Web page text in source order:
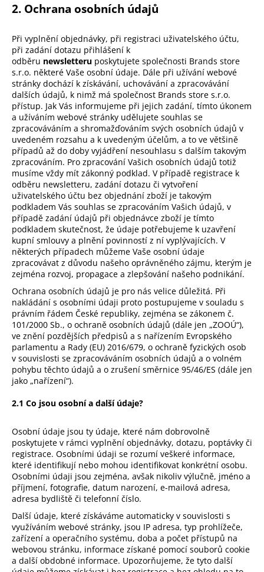
2. Ochrana osobních údajů
Při vyplnění objednávky, při registraci uživatelského účtu,
při zadání dotazu přihlášení k
odběru newsletteru poskytujete společnosti Brands store
s.r.o. některé Vaše osobní údaje. Dále při užívání webové
stránky dochází k získávání, uchovávání a zpracovávání
dalších údajů, k nimž má společnost Brands store s.r.o.
přístup. Jak Vás informujeme při jejich zadání, tímto úkonem
a užíváním webové stránky udělujete souhlas se
zpracováváním a shromažďováním svých osobních údajů v
uvedeném rozsahu a k uvedeným účelům, a to ve většině
případů až do doby vyjádření nesouhlasu s dalším takovým
zpracováním. Pro zpracování Vašich osobních údajů totiž
musíme vždy mít zákonný podklad. V případě registrace k
odběru newsletteru, zadání dotazu či vytvoření
uživatelského účtu bez objednání zboží je takovým
podkladem Vás souhlas se zpracováním Vašich údajů, v
případě zadání údajů při objednávce zboží je tímto
podkladem skutečnost, že údaje potřebujeme k uzavření
kupní smlouvy a plnění povinností z ní vyplývajících. V
některých případech můžeme Vaše osobní údaje
zpracovávat z důvodu našeho oprávněného zájmu, kterým je
zejména rozvoj, propagace a zlepšování našeho podnikání.
Ochrana osobních údajů je pro nás velice důležitá. Při
nakládání s osobními údaji proto postupujeme v souladu s
právním řádem České republiky, zejména se zákonem č.
101/2000 Sb., o ochraně osobních údajů (dále jen „ZOOÚ“),
ve znění pozdějších předpisů a s nařízením Evropského
parlamentu a Rady (EU) 2016/679, o ochraně fyzických osob
v souvislosti se zpracováváním osobních údajů a o volném
pohybu těchto údajů a o zrušení směrnice 95/46/ES (dále jen
jako „nařízení“).
2.1 Co jsou osobní a další údaje?
Osobní údaje jsou ty údaje, které nám dobrovolně
poskytujete v rámci vyplnění objednávky, dotazu, poptávky či
registrace. Osobními údaji se rozumí veškeré informace,
které identifikují nebo mohou identifikovat konkrétní osobu.
Osobními údaji jsou zejména, avšak nikoliv výlučně, jméno a
příjmení, fotografie, datum narození, e-mailová adresa,
adresa bydliště či telefonní číslo.
Další údaje, které získáváme automaticky v souvislosti s
využíváním webové stránky, jsou IP adresa, typ prohlížeče,
zařízení a operačního systému, doba a počet přístupů na
webovou stránku, informace získané pomocí souborů cookie
a další obdobné informace. Upozorňujeme, že tyto další